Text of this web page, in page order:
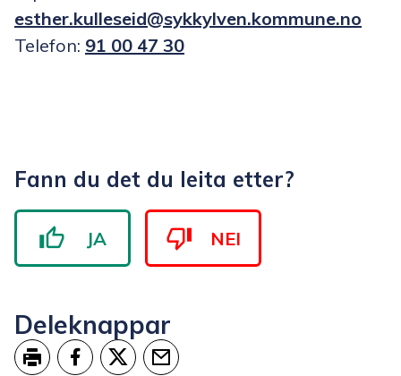
esther.kulleseid@sykkylven.kommune.no
Telefon: 91 00 47 30
Fann du det du leita etter?
JA NEI
Deleknappar